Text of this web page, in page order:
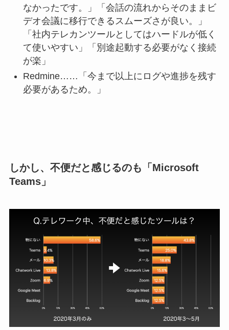
なかったです。」「会話の流れからそのままビ
デオ会議に移行できるスムーズさが良い。」
「社内テレカンツールとしてはハードルが低く
て使いやすい」「別途起動する必要がなく接続
が楽」
Redmine……「今まで以上にログや進捗を残す
必要があるため。」
しかし、不便だと感じるのも「Microsoft
Teams」